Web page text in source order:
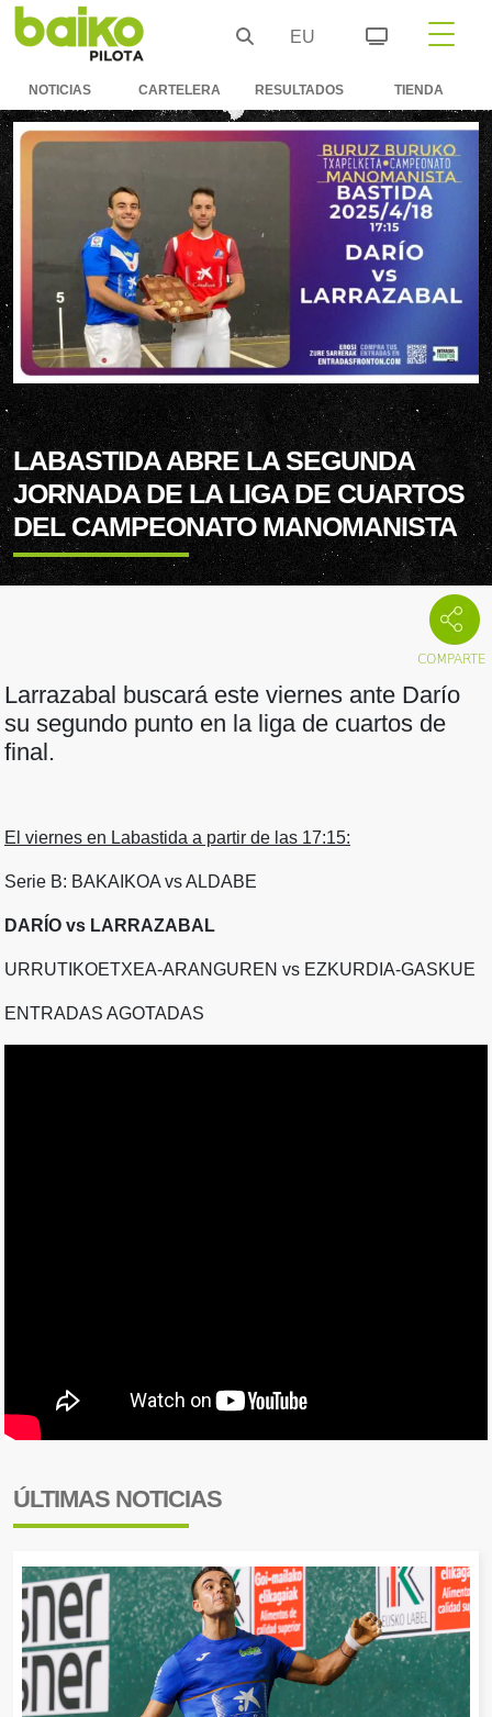
EU
NOTICIAS CARTELERA RESULTADOS TIENDA
LABASTIDA ABRE LA SEGUNDA
JORNADA DE LA LIGA DE CUARTOS
DEL CAMPEONATO MANOMANISTA
Larrazabal buscará este viernes ante Darío
su segundo punto en la liga de cuartos de
final.
El viernes en Labastida a partir de las 17:15:
Serie B: BAKAIKOA vs ALDABE
DARÍO vs LARRAZABAL
URRUTIKOETXEA-ARANGUREN vs EZKURDIA-GASKUE
ENTRADAS AGOTADAS
ÚLTIMAS NOTICIAS